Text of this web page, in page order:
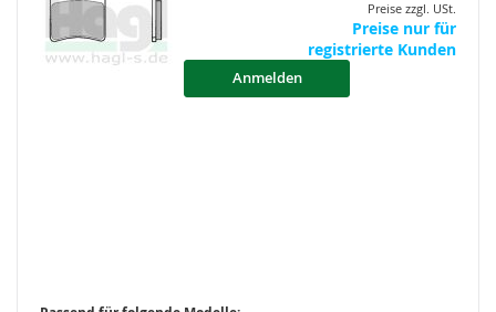
Preise zzgl. USt.
Preise nur für
registrierte Kunden
Anmelden